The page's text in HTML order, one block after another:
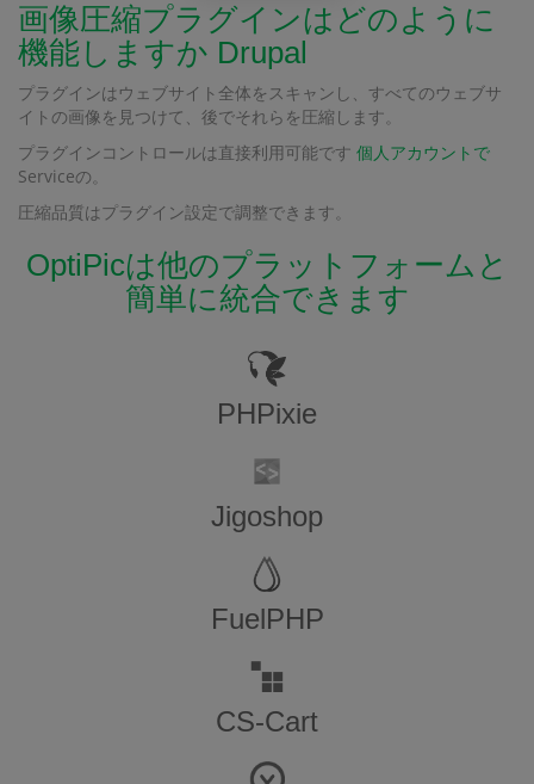
画像圧縮プラグインはどのように
機能しますか Drupal
プラグインはウェブサイト全体をスキャンし、すべてのウェブサ
イトの画像を見つけて、後でそれらを圧縮します。
プラグインコントロールは直接利用可能です 個人アカウントで
Serviceの。
圧縮品質はプラグイン設定で調整できます。
OptiPicは他のプラットフォームと
簡単に統合できます
PHPixie
Jigoshop
FuelPHP
CS-Cart